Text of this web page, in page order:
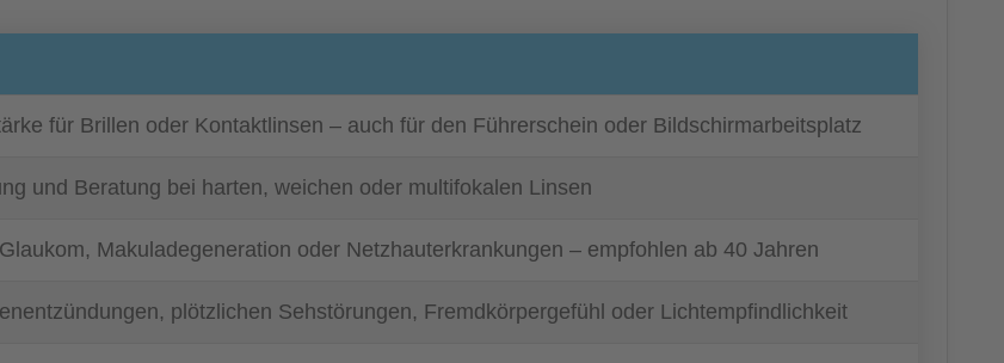
für Brillen oder Kontaktlinsen – auch für den Führerschein oder Bildschirmarbeitsplatz
und Beratung bei harten, weichen oder multifokalen Linsen
Makuladegeneration oder Netzhauterkrankungen – empfohlen ab 40 Jahren
plötzlichen Sehstörungen, Fremdkörpergefühl oder Lichtempfindlichkeit